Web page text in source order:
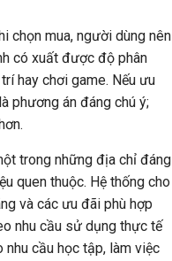
chọn mua, người dùng nên
có xuất được độ phân
hay chơi game. Nếu ưu
phương án đáng chú ý;
trong những địa chỉ đáng
quen thuộc. Hệ thống cho
và các ưu đãi phù hợp
nhu cầu sử dụng thực tế
nhu cầu học tập, làm việc